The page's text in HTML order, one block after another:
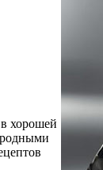
хорошей